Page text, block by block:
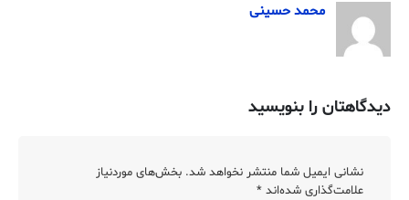
محمد حسینی
دیدگاهتان را بنویسید
نشانی ایمیل شما منتشر نخواهد شد. بخش‌های موردنیاز
علامت‌گذاری شده‌اند *